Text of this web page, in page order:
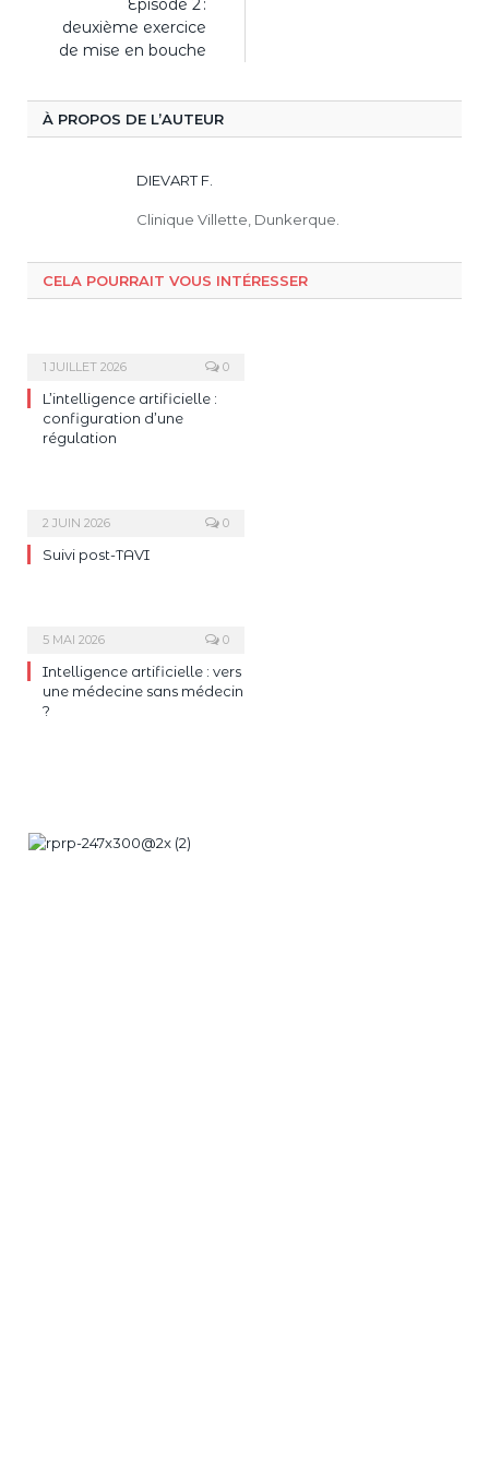
Épisode 2 :
deuxième exercice
de mise en bouche
À PROPOS DE L’AUTEUR
DIEVART F.
Clinique Villette, Dunkerque.
CELA POURRAIT VOUS INTÉRESSER
1 JUILLET 2026 0
L’intelligence artificielle :
configuration d’une
régulation
2 JUIN 2026 0
Suivi post-TAVI
5 MAI 2026 0
Intelligence artificielle : vers
une médecine sans médecin
?